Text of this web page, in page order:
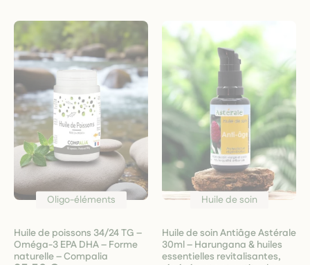
Oligo-éléments
Huile de poissons 34/24 TG –
Oméga-3 EPA DHA – Forme
naturelle – Compalia
Huile de soin
Huile de soin Antiâge Astérale
30ml – Harungana & huiles
essentielles revitalisantes,